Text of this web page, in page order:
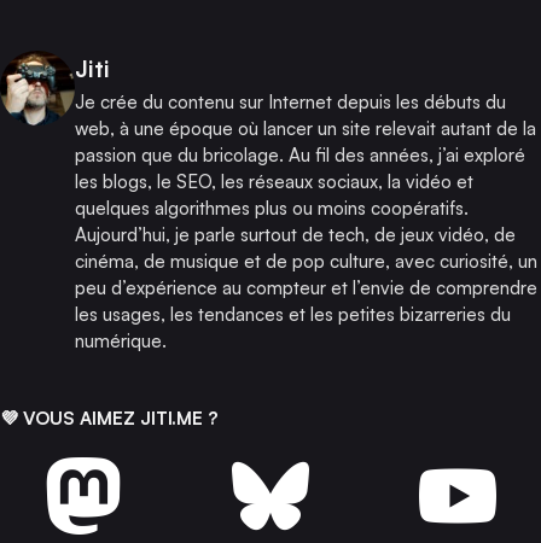
Publié par
Jiti
Je crée du contenu sur Internet depuis les débuts du
web, à une époque où lancer un site relevait autant de la
passion que du bricolage. Au fil des années, j’ai exploré
les blogs, le SEO, les réseaux sociaux, la vidéo et
quelques algorithmes plus ou moins coopératifs.
Aujourd’hui, je parle surtout de tech, de jeux vidéo, de
cinéma, de musique et de pop culture, avec curiosité, un
peu d’expérience au compteur et l’envie de comprendre
les usages, les tendances et les petites bizarreries du
numérique.
💜 VOUS AIMEZ JITI.ME ?